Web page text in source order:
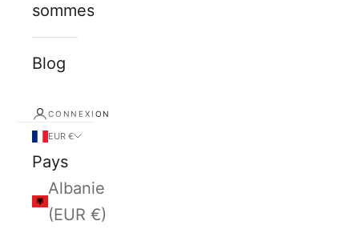
sommes
Blog
CONNEXION
EUR €
Pays
Albanie
(EUR €)